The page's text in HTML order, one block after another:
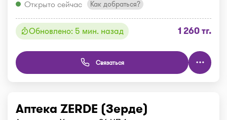
Открыто сейчас
Как добраться?
Обновлено: 5 мин. назад 1 260 тг.
Связаться
Аптека ZERDE (Зерде)